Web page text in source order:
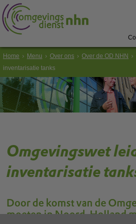
Home Menu Over ons Over de OD NHN
inventarisatie tanks
Omgevingswet
inventarisatie
Door de komst van de
moeten in Noord-Holland